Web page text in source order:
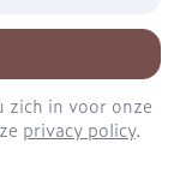
zich in voor onze
privacy policy.